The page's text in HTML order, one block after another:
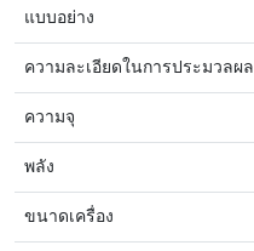
แบบอย่าง
ความละเอียดในการประมวลผล
ความจุ
พลัง
ขนาดเครื่อง